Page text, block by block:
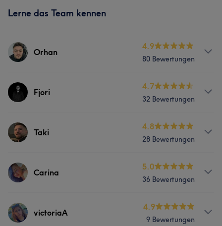
Lerne das Team kennen
Orhan
4.9
80 Bewertungen
Services
Portfolio
Fjori
4.7
32 Bewertungen
Services
Taki
4.8
28 Bewertungen
Services
Carina
5.0
36 Bewertungen
Services
victoriaA
4.9
9 Bewertungen